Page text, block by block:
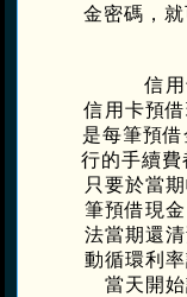
金密碼，
信
信用卡預
是每筆預
行的手續費
只要於當
筆預借現
法當期還
動循環利
當天開